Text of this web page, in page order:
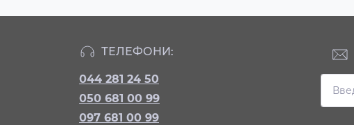
ТЕЛЕФОНИ:
044 281 24 50
050 681 00 99
097 681 00 99